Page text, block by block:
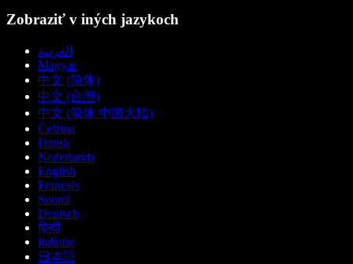
Zobraziť v iných jazykoch
العربية
Magyar
中文 (简体)
中文 (台灣)
中文 (简体 中国大陆)
Čeština
Dansk
Nederlands
English
Français
Suomi
Deutsch
हिन्दी
Italiano
日本語